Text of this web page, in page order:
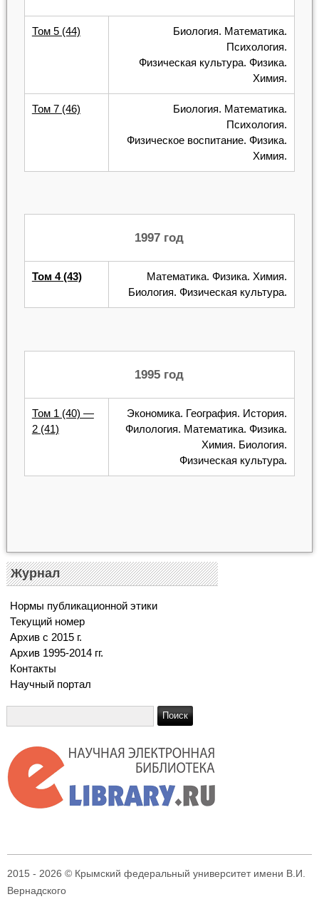
Том 5 (44)
Биология. Математика.
Психология.
Физическая культура. Физика.
Химия.
Том 7 (46)
Биология. Математика.
Психология.
Физическое воспитание. Физика.
Химия.
1997 год
Том 4 (43)
Математика. Физика. Химия.
Биология. Физическая культура.
1995 год
Том 1 (40) —
2 (41)
Экономика. География. История.
Филология. Математика. Физика.
Химия. Биология.
Физическая культура.
Журнал
Нормы публикационной этики
Текущий номер
Архив с 2015 г.
Архив 1995-2014 гг.
Контакты
Научный портал
2015 - 2026 © Крымский федеральный университет имени В.И.
Вернадского